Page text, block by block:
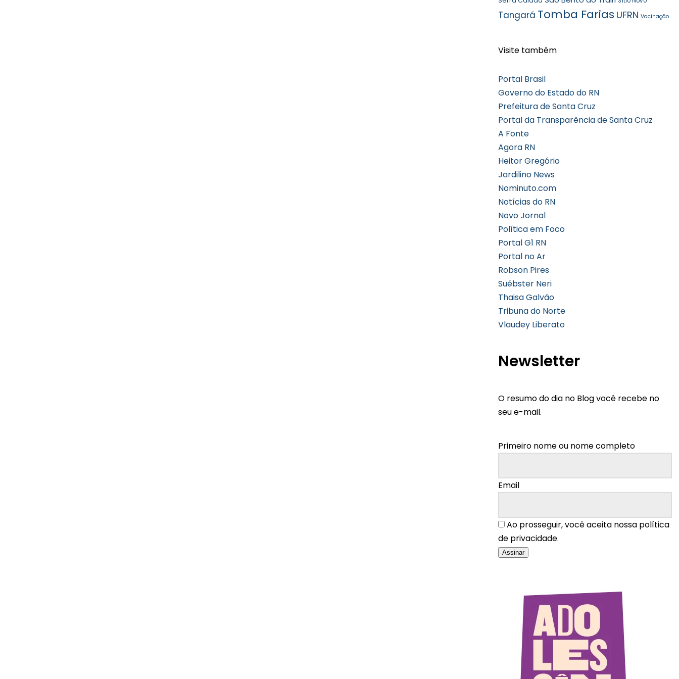
Tangará Tomba Farias UFRN Vacinação
Visite também
Portal Brasil
Governo do Estado do RN
Prefeitura de Santa Cruz
Portal da Transparência de Santa Cruz
A Fonte
Agora RN
Heitor Gregório
Jardilino News
Nominuto.com
Notícias do RN
Novo Jornal
Política em Foco
Portal G1 RN
Portal no Ar
Robson Pires
Suébster Neri
Thaisa Galvão
Tribuna do Norte
Vlaudey Liberato
Newsletter
O resumo do dia no Blog você recebe no
seu e-mail.
Primeiro nome ou nome completo
Email
Ao prosseguir, você aceita nossa política
de privacidade.